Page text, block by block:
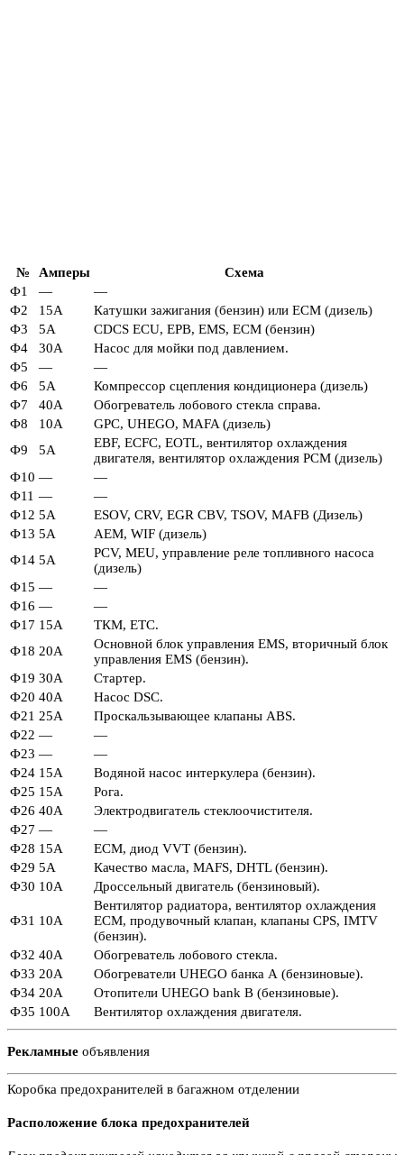
№ Амперы
Схема
Ф1
—
—
Ф2
15А
Катушки зажигания (бензин) или ECM (дизель)
Ф3
5А
CDCS ECU, EPB, EMS, ECM (бензин)
Ф4
30А
Насос для мойки под давлением.
Ф5
—
—
Ф6
5А
Компрессор сцепления кондиционера (дизель)
Ф7
40А
Обогреватель лобового стекла справа.
Ф8
10А
GPC, UHEGO, MAFA (дизель)
Ф9
5А
EBF, ECFC, EOTL, вентилятор охлаждения
двигателя, вентилятор охлаждения PCM (дизель)
Ф10 —
—
Ф11 —
—
Ф12 5А
ESOV, CRV, EGR CBV, TSOV, MAFB (Дизель)
Ф13 5А
AEM, WIF (дизель)
Ф14 5А
PCV, MEU, управление реле топливного насоса
(дизель)
Ф15 —
—
Ф16 —
—
Ф17 15А
ТКМ, ЕТС.
Ф18 20А
Основной блок управления EMS, вторичный блок
управления EMS (бензин).
Ф19 30А
Стартер.
Ф20 40А
Насос DSC.
Ф21 25А
Проскальзывающее клапаны ABS.
Ф22 —
—
Ф23 —
—
Ф24 15А
Водяной насос интеркулера (бензин).
Ф25 15А
Рога.
Ф26 40А
Электродвигатель стеклоочистителя.
Ф27 —
—
Ф28 15А
ECM, диод VVT (бензин).
Ф29 5А
Качество масла, MAFS, DHTL (бензин).
Ф30 10А Дроссельный двигатель (бензиновый).
Ф31 10А
Вентилятор радиатора, вентилятор охлаждения
ECM, продувочный клапан, клапаны CPS, IMTV
(бензин).
Ф32 40А
Обогреватель лобового стекла.
Ф33 20А
Обогреватели UHEGO банка А (бензиновые).
Ф34 20А
Отопители UHEGO bank B (бензиновые).
Ф35 100А Вентилятор охлаждения двигателя.
Рекламные объявления
Коробка предохранителей в багажном отделении
Расположение блока предохранителей